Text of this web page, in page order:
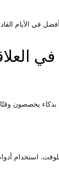
في الأيام
يخصصون وقتًا
استخدام